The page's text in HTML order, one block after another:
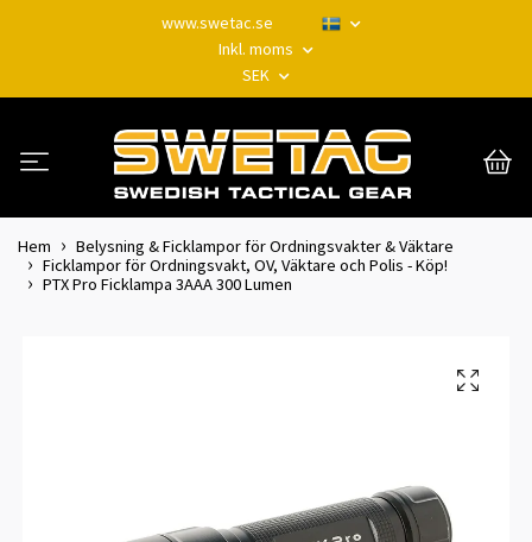
www.swetac.se
Inkl. moms
SEK
Hem
Belysning & Ficklampor för Ordningsvakter & Väktare
Ficklampor för Ordningsvakt, OV, Väktare och Polis - Köp!
PTX Pro Ficklampa 3AAA 300 Lumen